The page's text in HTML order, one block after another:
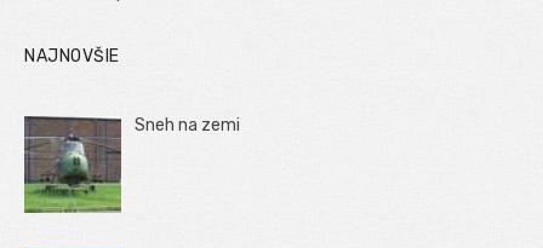
NAJNOVŠIE
Sneh na zemi